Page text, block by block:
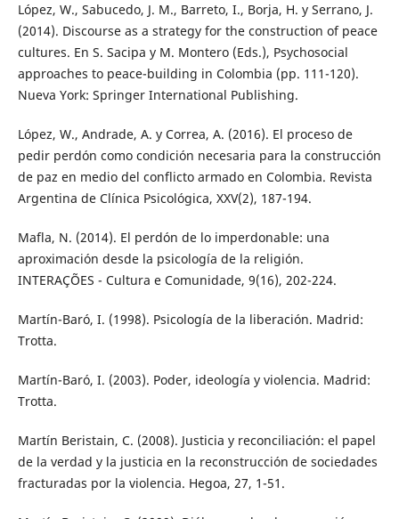
López, W., Sabucedo, J. M., Barreto, I., Borja, H. y Serrano, J.
(2014). Discourse as a strategy for the construction of peace
cultures. En S. Sacipa y M. Montero (Eds.), Psychosocial
approaches to peace-building in Colombia (pp. 111-120).
Nueva York: Springer International Publishing.
López, W., Andrade, A. y Correa, A. (2016). El proceso de
pedir perdón como condición necesaria para la construcción
de paz en medio del conflicto armado en Colombia. Revista
Argentina de Clínica Psicológica, XXV(2), 187-194.
Mafla, N. (2014). El perdón de lo imperdonable: una
aproximación desde la psicología de la religión.
INTERAÇÕES - Cultura e Comunidade, 9(16), 202-224.
Martín-Baró, I. (1998). Psicología de la liberación. Madrid:
Trotta.
Martín-Baró, I. (2003). Poder, ideología y violencia. Madrid:
Trotta.
Martín Beristain, C. (2008). Justicia y reconciliación: el papel
de la verdad y la justicia en la reconstrucción de sociedades
fracturadas por la violencia. Hegoa, 27, 1-51.